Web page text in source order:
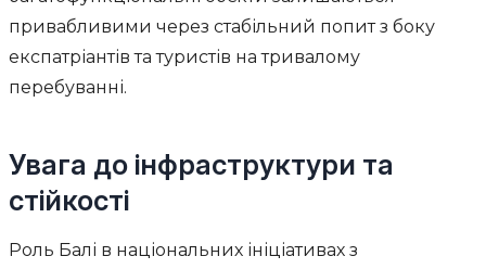
привабливими через стабільний попит з боку
експатріантів та туристів на тривалому
перебуванні.
Увага до інфраструктури та
стійкості
Роль Балі в національних ініціативах з